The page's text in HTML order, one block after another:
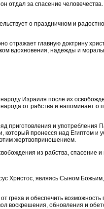
отдал за спасение
о праздничном и
отражает главную доктрину
вдохновения, надежды и
Израиля после их
от рабства и напоминает о
приготовления и употребления
который пронесся над Египтом и
жертвоприношением.
из рабства, спасение
Христос, являясь Сыном
греха и обеспечить возможность
воскрешения, обновления и